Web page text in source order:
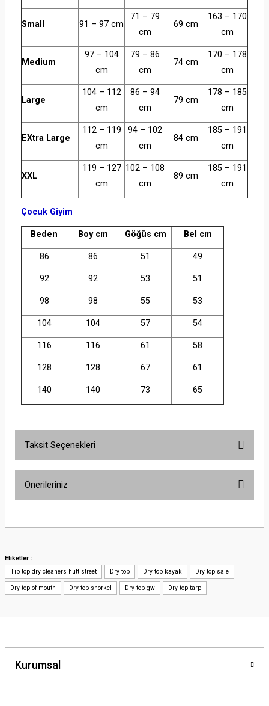
Small 91 – 97 cm
71 – 79
cm
69 cm
163 – 170
cm
M edium
97 – 104
cm
79 – 86
cm
74 cm
170 – 178
cm
Large
104 – 112
cm
86 – 94
cm
79 cm
178 – 185
cm
EXtra Large
112 – 119
cm
94 – 102
cm
84 cm
185 – 191
cm
XXL
119 – 127
cm
102 – 108
cm
89 cm
185 – 191
cm
Çocuk Giyim
Beden Boy cm Göğüs cm Bel cm
86 86 51 49
92 92 53 51
98 98 55 53
104 104 57 54
116 116 61 58
128 128 67 61
140 140 73 65
Taksit Seçenekleri
Önerileriniz
yetersiz gördüğünüz noktaları öneri formunu kullanarak tarafımıza
Ürün resmi kalitesiz, bozuk veya görüntülenemiyor.
Ürün açıklamasında eksik bilgiler bulunuyor.
Bu ürüne benzer farklı alternatifler olmalı.
Etiketler :
Tip top dry cleaners hutt street
Dry top Dry top kayak Dry top sale
Dry top of mouth Dry top snorkel Dry top gw Dry top tarp
Kurumsal